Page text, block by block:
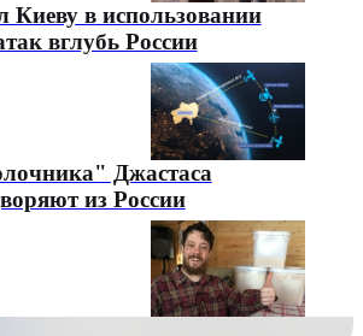
Киеву в использовании
вглубь России
Джастаса
из России